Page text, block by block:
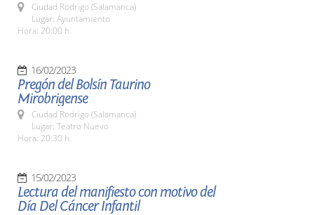
Ciudad Rodrigo (Salamanca)
Lugar: Ayuntamiento
Hora: 20:00 h.
16/02/2023
Pregón del Bolsín Taurino
Mirobrigense
Ciudad Rodrigo (Salamanca)
Lugar: Teatro Nuevo
Hora: 20:30 h.
15/02/2023
Lectura del manifiesto con motivo del
Día Del Cáncer Infantil